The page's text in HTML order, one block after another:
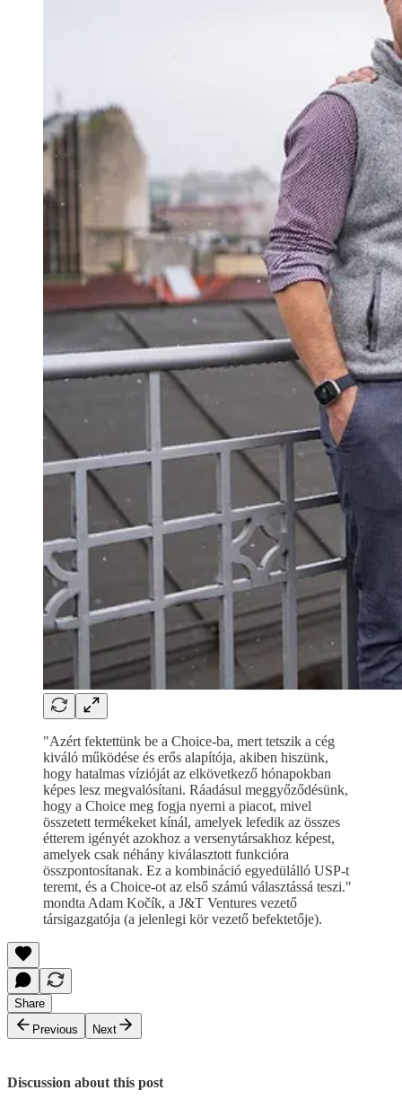
"Azért fektettünk be a Choice-ba, mert tetszik a cég
kiváló működése és erős alapítója, akiben hiszünk,
hogy hatalmas vízióját az elkövetkező hónapokban
képes lesz megvalósítani. Ráadásul meggyőződésünk,
hogy a Choice meg fogja nyerni a piacot, mivel
összetett termékeket kínál, amelyek lefedik az összes
étterem igényét azokhoz a versenytársakhoz képest,
amelyek csak néhány kiválasztott funkcióra
összpontosítanak. Ez a kombináció egyedülálló USP-t
teremt, és a Choice-ot az első számú választássá teszi."
mondta Adam Kočík, a J&T Ventures vezető
társigazgatója (a jelenlegi kör vezető befektetője).
Share
Previous
Next
Discussion about this post